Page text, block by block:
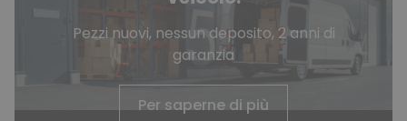
Pezzi nuovi, nessun deposito, 2 anni di
garanzia
Per saperne di più